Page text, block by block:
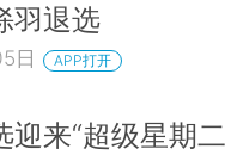
羽退选
日 APP打开
迎来“超级星期